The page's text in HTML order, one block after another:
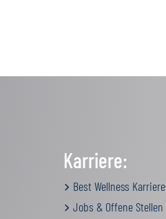
Karriere:
Best Wellness Karriere
Jobs & Offene Stellen